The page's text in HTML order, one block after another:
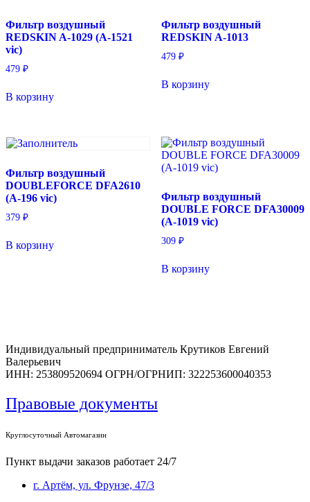
Фильтр воздушный
REDSKIN A-1029 (A-1521
vic)
479 ₽
В корзину
Фильтр воздушный
REDSKIN A-1013
479 ₽
В корзину
Фильтр воздушный
DOUBLEFORCE DFA2610
(A-196 vic)
379 ₽
В корзину
Фильтр воздушный
DOUBLE FORCE DFA30009
(A-1019 vic)
309 ₽
В корзину
Индивидуальный предприниматель Крутиков Евгений
Валерьевич
ИНН: 253809520694 ОГРН/ОГРНИП: 322253600040353
Правовые документы
Круглосуточный Автомагазин
Пункт выдачи заказов работает 24/7
г. Артём, ул. Фрунзе, 47/3